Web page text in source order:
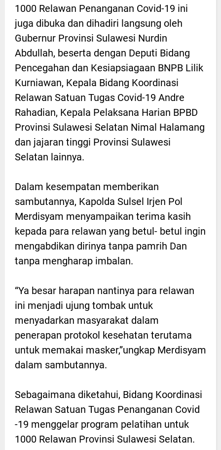
1000 Relawan Penanganan Covid-19 ini
juga dibuka dan dihadiri langsung oleh
Gubernur Provinsi Sulawesi Nurdin
Abdullah, beserta dengan Deputi Bidang
Pencegahan dan Kesiapsiagaan BNPB Lilik
Kurniawan, Kepala Bidang Koordinasi
Relawan Satuan Tugas Covid-19 Andre
Rahadian, Kepala Pelaksana Harian BPBD
Provinsi Sulawesi Selatan Nimal Halamang
dan jajaran tinggi Provinsi Sulawesi
Selatan lainnya.
Dalam kesempatan memberikan
sambutannya, Kapolda Sulsel Irjen Pol
Merdisyam menyampaikan terima kasih
kepada para relawan yang betul- betul ingin
mengabdikan dirinya tanpa pamrih Dan
tanpa mengharap imbalan.
“Ya besar harapan nantinya para relawan
ini menjadi ujung tombak untuk
menyadarkan masyarakat dalam
penerapan protokol kesehatan terutama
untuk memakai masker,”ungkap Merdisyam
dalam sambutannya.
Sebagaimana diketahui, Bidang Koordinasi
Relawan Satuan Tugas Penanganan Covid
-19 menggelar program pelatihan untuk
1000 Relawan Provinsi Sulawesi Selatan.